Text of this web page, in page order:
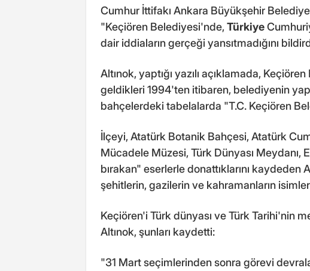
Cumhur İttifakı Ankara Büyükşehir
"Keçiören Belediyesi'nde,Türkiye
dair iddiaların gerçeği yansıtmadığını
Altınok, yaptığı yazılı açıklamada,
geldikleri 1994'ten itibaren, belediyenin
bahçelerdeki tabelalarda "T.C. Keçiören
İlçeyi, Atatürk Botanik Bahçesi, Atatürk
Mücadele Müzesi, Türk Dünyası
bırakan" eserlerle donattıklarını kaydeden
şehitlerin, gazilerin ve kahramanların
Keçiören'i Türk dünyası ve Türk Tarihi'nin
Altınok, şunları kaydetti:
"31 Mart seçimlerinden sonra görevi